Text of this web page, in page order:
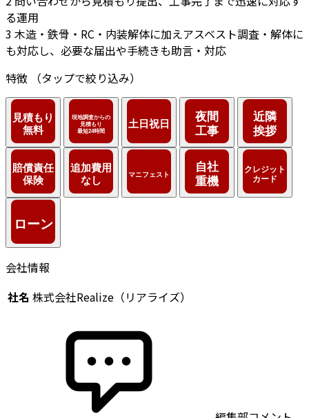
る運用
3 木造・鉄骨・RC・内装解体に加えアスベスト調査・解体に
も対応し、必要な届出や手続きも助言・対応
特徴
（タップで絞り込み）
会社情報
社名 株式会社Realize（リアライズ）